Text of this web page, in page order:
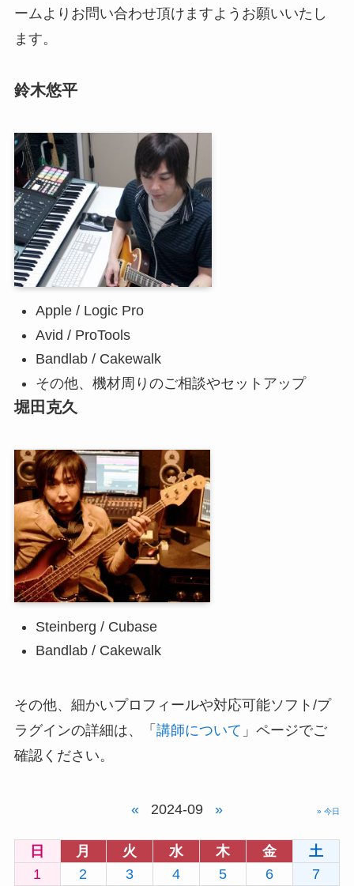
ームよりお問い合わせ頂けますようお願いいたし
ます。
鈴木悠平
Apple / Logic Pro
Avid / ProTools
Bandlab / Cakewalk
その他、機材周りのご相談やセットアップ
堀田克久
Steinberg / Cubase
Bandlab / Cakewalk
その他、細かいプロフィールや対応可能ソフト/プ
ラグインの詳細は、「 講師について 」ページでご
確認ください。
« 2024-09 » » 今日
日 月 火 水 木 金
土
1
2 3 4 5 6
7